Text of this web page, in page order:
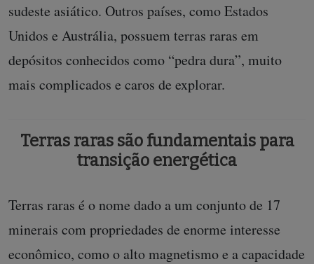
sudeste asiático. Outros países, como Estados
Unidos e Austrália, possuem terras raras em
depósitos conhecidos como “pedra dura”, muito
mais complicados e caros de explorar.
Terras raras são fundamentais para
transição energética
Terras raras é o nome dado a um conjunto de 17
minerais com propriedades de enorme interesse
econômico, como o alto magnetismo e a capacidade